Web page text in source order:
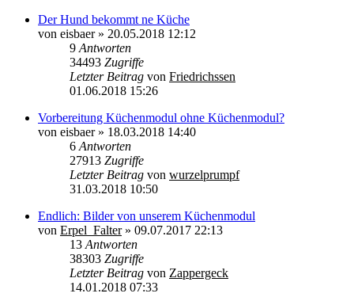
Der Hund bekommt ne Küche
von eisbaer» 20.05.2018 12:12
9 Antworten
34493 Zugriffe
Letzter Beitrag von Friedrichssen
01.06.2018 15:26
Vorbereitung Küchenmodul ohne Küchenmodul?
von eisbaer» 18.03.2018 14:40
6 Antworten
27913 Zugriffe
Letzter Beitrag von wurzelprumpf
31.03.2018 10:50
Endlich: Bilder von unserem Küchenmodul
von Erpel_Falter» 09.07.2017 22:13
13 Antworten
38303 Zugriffe
Letzter Beitrag von Zappergeck
14.01.2018 07:33